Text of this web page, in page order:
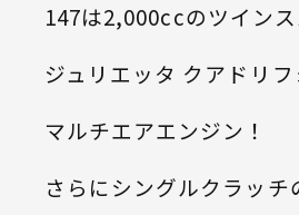
147は2,000ccのツインス
ジュリエッタ クアドリ
マルチエアエンジン！
さらにシングルクラッ